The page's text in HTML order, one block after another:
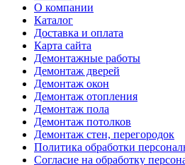
О компании
Каталог
Доставка и оплата
Карта сайта
Демонтажные работы
Демонтаж дверей
Демонтаж окон
Демонтаж отопления
Демонтаж пола
Демонтаж потолков
Демонтаж стен, перегородок
Политика обработки
Согласие на обработку